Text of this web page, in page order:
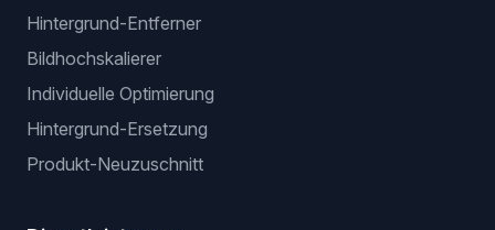
Hintergrund-Entferner
Bildhochskalierer
Individuelle Optimierung
Hintergrund-Ersetzung
Produkt-Neuzuschnitt